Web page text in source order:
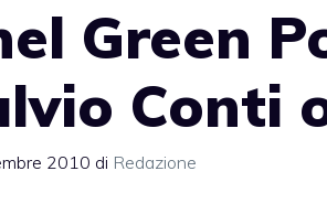
Green
Conti
2010 di Redazione